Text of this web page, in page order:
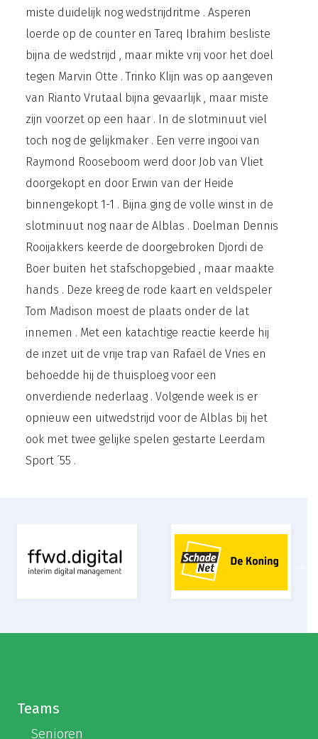
miste duidelijk nog wedstrijdritme . Asperen
loerde op de counter en Tareq Ibrahim besliste
bijna de wedstrijd , maar mikte vrij voor het doel
tegen Marvin Otte . Trinko Klijn was op aangeven
van Rianto Vrutaal bijna gevaarlijk , maar miste
zijn voorzet op een haar . In de slotminuut viel
toch nog de gelijkmaker . Een verre ingooi van
Raymond Rooseboom werd door Job van Vliet
doorgekopt en door Erwin van der Heide
binnengekopt 1-1 . Bijna ging de volle winst in de
slotminuut nog naar de Alblas . Doelman Dennis
Rooijakkers keerde de doorgebroken Djordi de
Boer buiten het stafschopgebied , maar maakte
hands . Deze kreeg de rode kaart en veldspeler
Tom Madison moest de plaats onder de lat
innemen . Met een katachtige reactie keerde hij
de inzet uit de vrije trap van Rafaël de Vries en
behoedde hij de thuisploeg voor een
onverdiende nederlaag . Volgende week is er
opnieuw een uitwedstrijd voor de Alblas bij het
ook met twee gelijke spelen gestarte Leerdam
Sport ´55 .
Teams
Senioren